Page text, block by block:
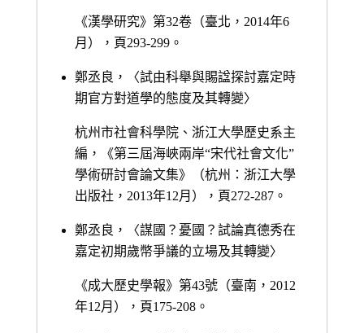
《漢學研究》第32卷（臺北，2014年6
月），頁293-299。
鄭丞良，〈試由科舉與賜諡探討嘉定時
期官方對道學的態度及其轉變〉
杭州市社會科學院、浙江大學歷史系主
編，《第三屆海峽兩岸“宋代社會文化”
學術研討會論文集》（杭州：浙江大學
出版社，2013年12月），頁272-287。
鄭丞良，〈謀國？憂國？試論真德秀在
嘉定初期歲幣爭議的立場及其轉變〉
《成大歷史學報》第43號（臺南，2012
年12月），頁175-208。